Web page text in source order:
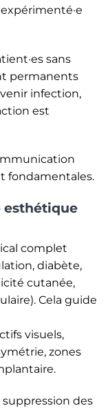
sans
permanents
infection,
est
fondamentales.
esthétique
complet
diabète,
cutanée,
Cela guide
visuels,
zones
des